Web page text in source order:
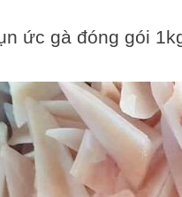
ức gà đóng gói